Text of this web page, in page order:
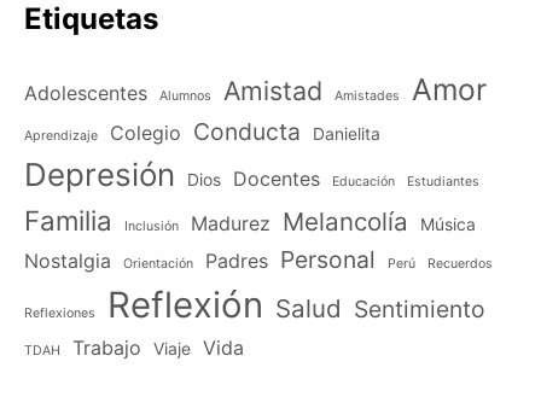
Etiquetas
Adolescentes Alumnos Amistad Amistades Amor
Aprendizaje Colegio Conducta Danielita
Depresión Dios Docentes Educación Estudiantes
Familia Inclusión Madurez Melancolía Música
Nostalgia Orientación Padres Personal Perú Recuerdos
Reflexiones Reflexión Salud Sentimiento
TDAH Trabajo Viaje Vida